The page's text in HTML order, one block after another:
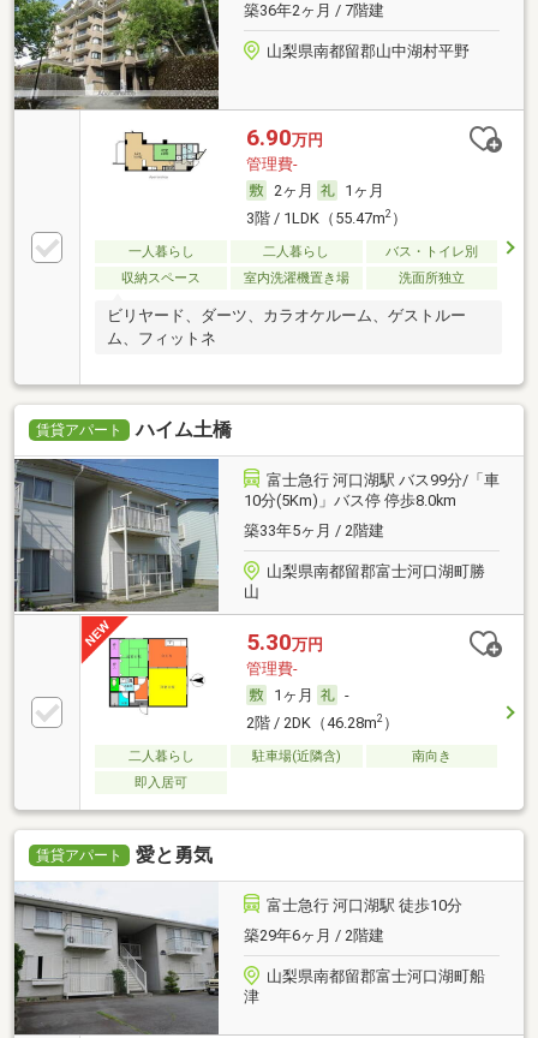
築36年2ヶ月 / 7階建
山梨県南都留郡山中湖村平野
6.90万円
管理費-
2ヶ月
1ヶ月
3階 / 1LDK（55.47m2）
一人暮らし 二人暮らし
バス・トイレ別
収納スペース
室内洗濯機置き場 洗面所独立
ビリヤード、ダーツ、カラオケルーム、ゲストルー
ム、フィットネ
賃貸アパート ハイム土橋
富士急行 河口湖駅 バス99分/「車
10分(5Km)」バス停 停歩8.0km
築33年5ヶ月 / 2階建
山梨県南都留郡富士河口湖町勝
山
5.30万円
管理費-
1ヶ月
-
2階 / 2DK（46.28m2）
二人暮らし 駐車場(近隣含)
南向き
即入居可
賃貸アパート 愛と勇気
富士急行 河口湖駅 徒歩10分
築29年6ヶ月 / 2階建
山梨県南都留郡富士河口湖町船
津